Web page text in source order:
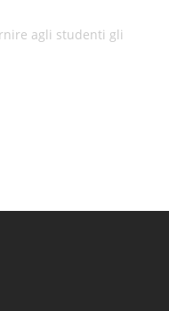
agli studenti gli